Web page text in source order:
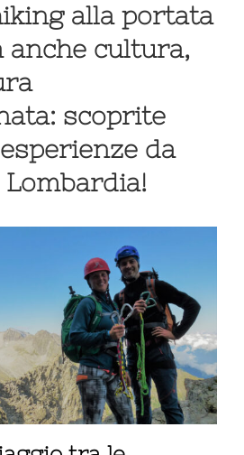
alla portata
anche cultura,
scoprite
da